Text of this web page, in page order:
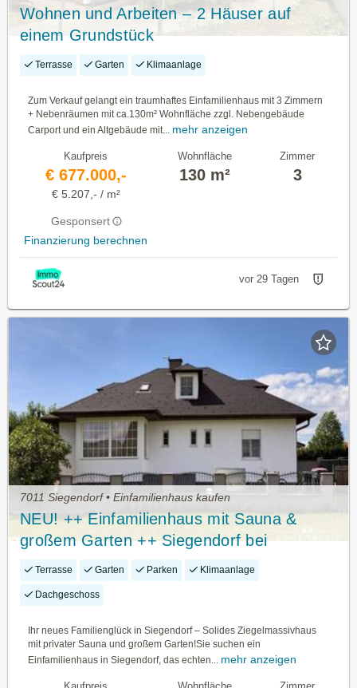
Wohnen und Arbeiten – 2 Häuser auf
einem Grundstück
Terrasse Garten Klimaanlage
Zum Verkauf gelangt ein traumhaftes Einfamilienhaus mit 3 Zimmern
+ Nebenräumen mit ca.130m² Wohnfläche zzgl. Nebengebäude
Carport und ein Altgebäude mit... mehr anzeigen
Kaufpreis
€ 677.000,-
€ 5.207,- / m²
Gesponsert
Finanzierung berechnen
Wohnfläche
130 m²
Zimmer
3
vor 29 Tagen
7011 Siegendorf • Einfamilienhaus kaufen
NEU! ++ Einfamilienhaus mit Sauna &
großem Garten ++ Siegendorf bei
Eisenstadt ++ Ziegelmassivbauweise ++
Terrasse Garten Parken Klimaanlage
Dachgeschoss
Ihr neues Familienglück in Siegendorf – Solides Ziegelmassivhaus
mit privater Sauna und großem Garten!Sie suchen ein
Einfamilienhaus in Siegendorf, das echten...
mehr anzeigen